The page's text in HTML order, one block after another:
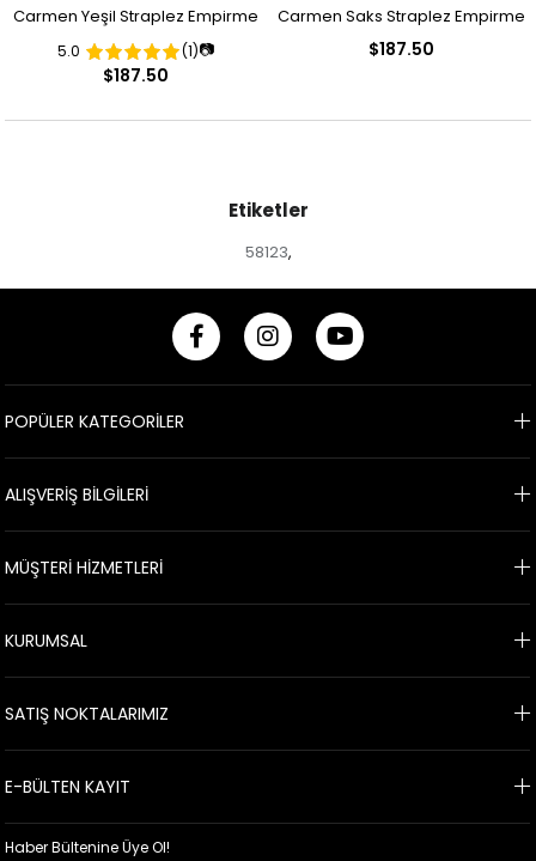
Carmen Yeşil Straplez Empirme
Desenli Abiye Elbise
5.0 (1)📷
$187.50
Carmen Saks Straplez Empirme
$187.50
Etiketler
58123,
POPÜLER KATEGORİLER
ALIŞVERİŞ BİLGİLERİ
MÜŞTERİ HİZMETLERİ
KURUMSAL
SATIŞ NOKTALARIMIZ
E-BÜLTEN KAYIT
Haber Bültenine Üye Ol!